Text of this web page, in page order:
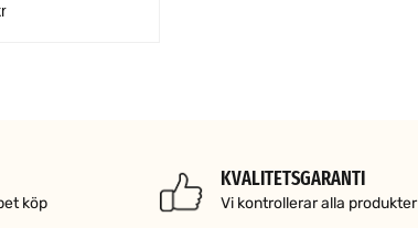
köp
KVALITETSGARANTI
Vi kontrollerar alla produkter